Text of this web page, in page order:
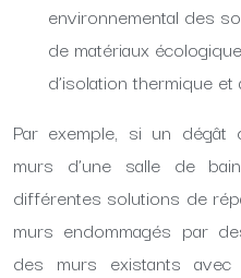
environnemental des
de matériaux
d’isolation thermique
Par exemple, si un dégât
murs d’une salle de
différentes solutions de
murs endommagés par
des murs existants